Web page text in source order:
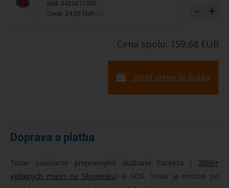
Kód: 0425611000
Cena: 24,50 EUR
- +
Cena spolu: 159,68 EUR
Vložiť všetky do košíka
Doprava a platba
Tovar zasielame prepravnými službami Packeta ( 3000+
výdajných miest na Slovensku) a SDS. Tovar je možné po